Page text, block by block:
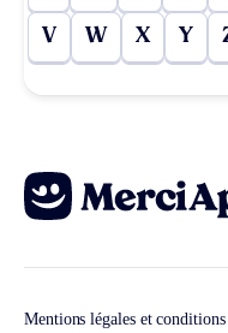
V W X Y
Mentions légales et